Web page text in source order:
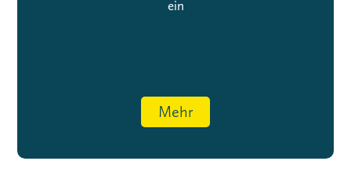
ein
Mehr